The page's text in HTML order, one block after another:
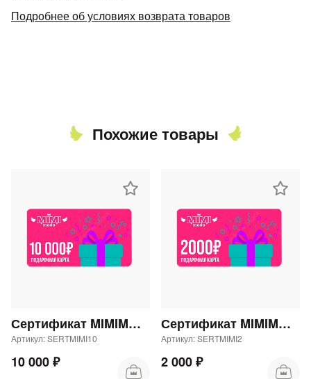
Подробнее об условиях возврата товаров
Похожие товары
Сертификат MIMIMODA 10000 р.
Артикул: SERTMIMI10
10 000 ₽
Сертификат MIMIMODA 2000 р.
Артикул: SERTMIMI2
2 000 ₽